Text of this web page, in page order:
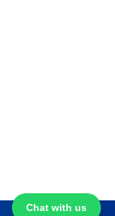
Chat with us